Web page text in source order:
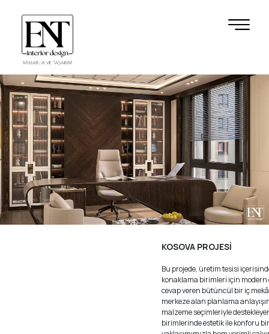
KOSOVA PROJESİ
Bu projede, üretim tesisi
konaklama birimleri için modern
cevap veren bütüncül bir iç
merkeze alan planlama
malzeme seçimleriyle
birimlerinde estetik ile konforu